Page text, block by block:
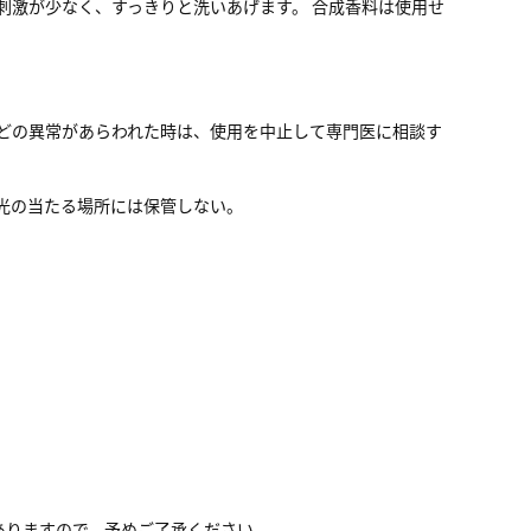
が少なく、すっきりと洗いあげます。 合成香料は使用せ
異常があらわれた時は、使用を中止して専門医に相談す
当たる場所には保管しない。